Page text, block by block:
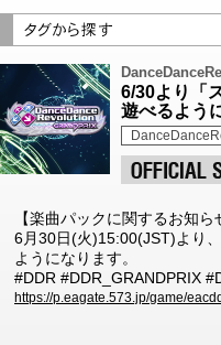
6/30より「
遊べるよう
【楽曲パックに関するお知ら
6月30日(火)15:00(JST)より
ようになります。
#DDR #DDR_GRANDPRIX
https://p.eagate.573.jp/game/